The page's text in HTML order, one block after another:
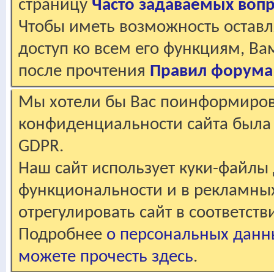
страницу Часто задаваемых
Чтобы иметь возможность
доступ ко всем его функциям,
после прочтения Правил форума
Мы хотели бы Вас
конфиденциальности сайта
GDPR.
Наш сайт использует куки-файлы
функциональности и в
отрегулировать сайт в
Подробнее о персональных
можете прочесть здесь.